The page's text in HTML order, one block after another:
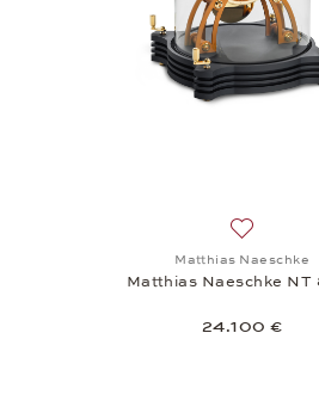
Matthias Naeschke
Matthias Naeschke NT
24.100 €